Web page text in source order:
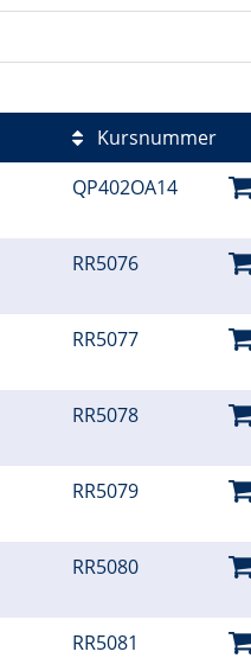
Kursnummer
QP402OA14
RR5076
RR5077
RR5078
RR5079
RR5080
RR5081